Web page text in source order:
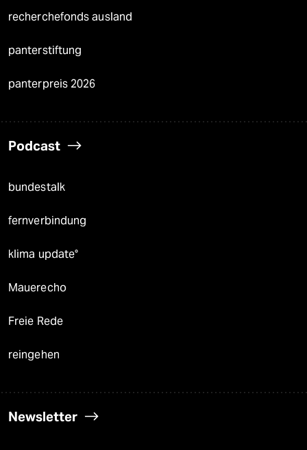
recherchefonds ausland
panterstiftung
panterpreis 2026
Podcast
bundestalk
fernverbindung
klima update°
Mauerecho
Freie Rede
reingehen
Newsletter